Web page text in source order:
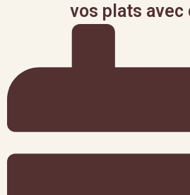
vos plats avec